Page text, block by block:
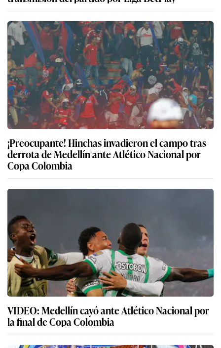
¡Preocupante! Hinchas invadieron el campo tras
derrota de Medellín ante Atlético Nacional por
Copa Colombia
VIDEO: Medellín cayó ante Atlético Nacional por
la final de Copa Colombia